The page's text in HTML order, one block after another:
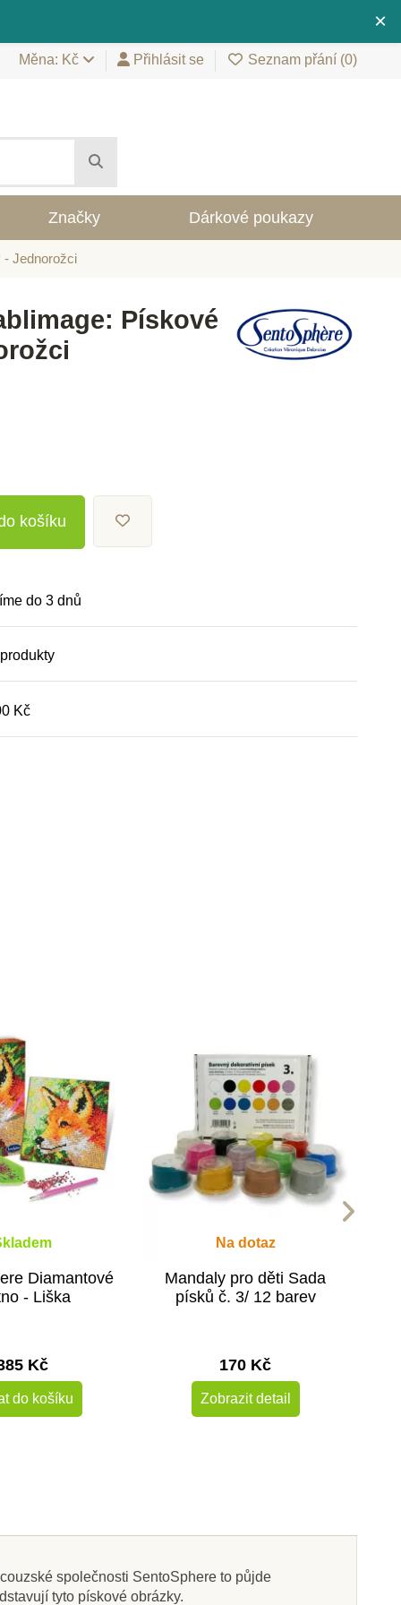
×
Měna: Kč Přihlásit se Seznam přání (0)
Značky Dárkové poukazy
- Jednorožci
Pískové
košíku
do 3 dnů
Kč
Diamantové
- Liška
Kč
do košíku
Na dotaz
Mandaly pro děti Sada
písků č. 3/ 12 barev
170 Kč
Zobrazit detail
společnosti SentoSphere to půjde
tyto pískové obrázky.